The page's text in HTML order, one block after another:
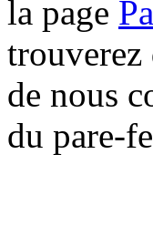
la page
trouverez
de nous
du pare-